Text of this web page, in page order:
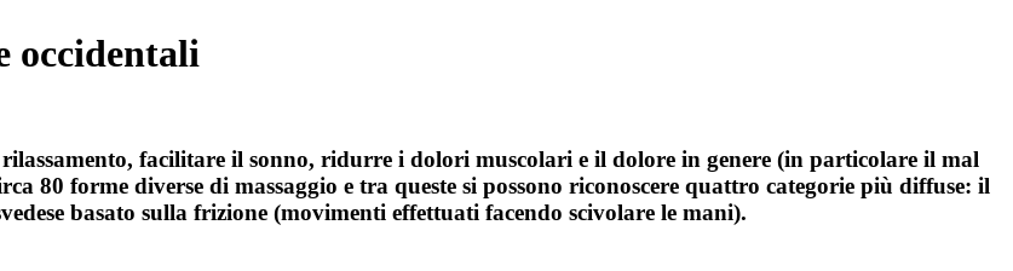
occidentali
facilitare il sonno, ridurre i dolori muscolari e il dolore in genere (in particolare il mal
80 forme diverse di massaggio e tra queste si possono riconoscere quattro categorie più diffuse: il
basato sulla frizione (movimenti effettuati facendo scivolare le mani).